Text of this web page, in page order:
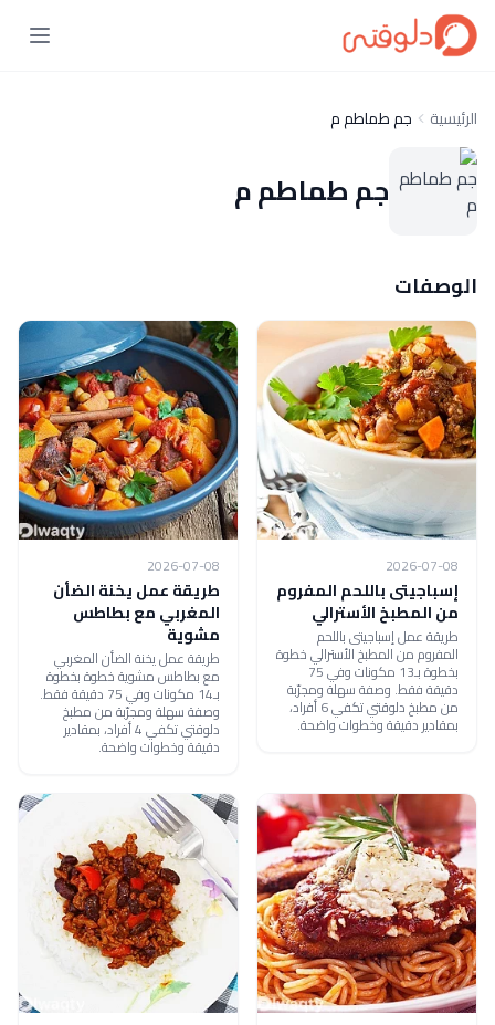
الرئيسية جم طماطم م
جم طماطم م
الوصفات
2026-07-08
إسباجيتى باللحم المفروم
من المطبخ الأسترالي
طريقة عمل إسباجيتى باللحم
المفروم من المطبخ الأسترالي خطوة
بخطوة بـ13 مكونات وفي 75
دقيقة فقط. وصفة سهلة ومجرّبة
من مطبخ دلوقتي تكفي 6 أفراد،
بمقادير دقيقة وخطوات واضحة.
2026-07-08
طريقة عمل يخنة الضأن
المغربي مع بطاطس
مشوية
طريقة عمل يخنة الضأن المغربي
مع بطاطس مشوية خطوة بخطوة
بـ14 مكونات وفي 75 دقيقة فقط.
وصفة سهلة ومجرّبة من مطبخ
دلوقتي تكفي 4 أفراد، بمقادير
دقيقة وخطوات واضحة.